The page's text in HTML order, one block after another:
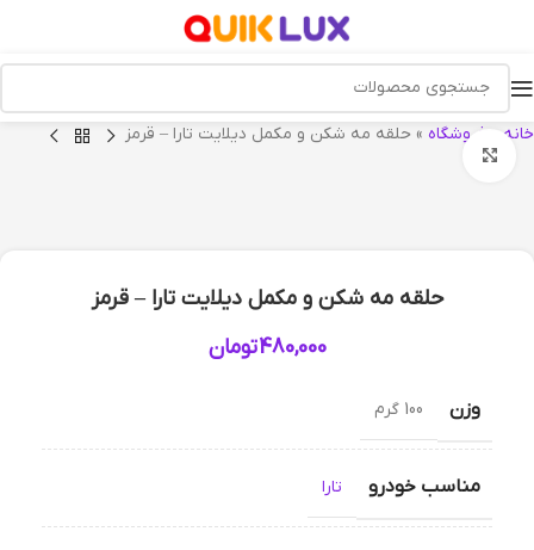
خانه فروشگاه » حلقه مه شکن و مکمل دیلایت تارا – قرمز
حلقه مه شکن و مکمل دیلایت تارا – قرمز
480,000تومان
وزن 100 گرم
مناسب خودرو تارا